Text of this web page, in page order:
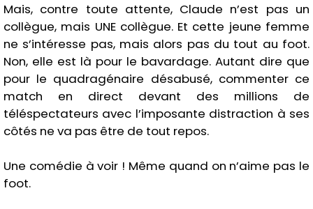
Mais, contre toute attente, Claude n’est pas un
collègue, mais UNE collègue. Et cette jeune femme
ne s’intéresse pas, mais alors pas du tout au foot.
Non, elle est là pour le bavardage. Autant dire que
pour le quadragénaire désabusé, commenter ce
match en direct devant des millions de
téléspectateurs avec l’imposante distraction à ses
côtés ne va pas être de tout repos.
Une comédie à voir ! Même quand on n’aime pas le
foot.